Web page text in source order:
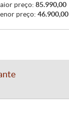
preço: 85.990,00
preço: 46.900,00